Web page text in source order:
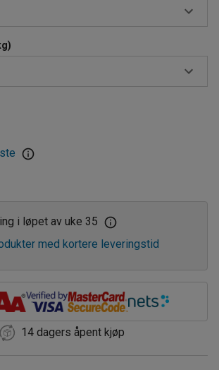
i løpet av uke 35
med kortere leveringstid
14 dagers åpent kjøp